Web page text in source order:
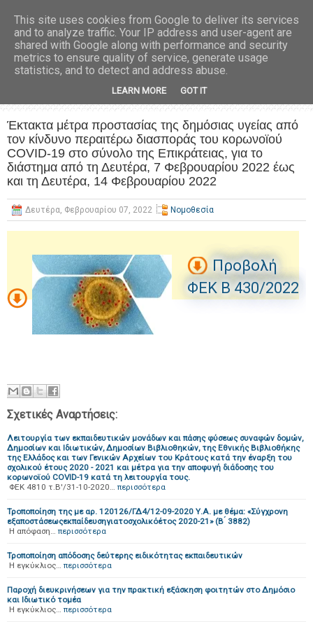
Έκτακτα μέτρα προστασίας της δημόσιας υγείας από
τον κίνδυνο περαιτέρω διασποράς του κορωνοϊού
COVID-19 στο σύνολο της Επικράτειας, για το
διάστημα από τη Δευτέρα, 7 Φεβρουαρίου 2022 έως
και τη Δευτέρα, 14 Φεβρουαρίου 2022
Δευτέρα, Φεβρουαρίου 07, 2022 Νομοθεσία
Προβολή
ΦΕΚ B 430/2022
Σχετικές Αναρτήσεις:
Λειτουργία των εκπαιδευτικών μονάδων και πάσης φύσεως συναφών δομών,
Δημοσίων και Ιδιωτικών, Δημοσίων Βιβλιοθηκών, της Εθνικής Βιβλιοθήκης
της Ελλάδος και των Γενικών Αρχείων του Κράτους κατά την έναρξη του
σχολικού έτους 2020 - 2021 και μέτρα για την αποφυγή διάδοσης του
κορωνοϊού COVID-19 κατά τη λειτουργία τους.
ΦΕΚ 4810 τ.Β'/31-10-2020… περισσότερα
Τροποποίηση της με αρ. 120126/ΓΔ4/12-09-2020 Υ.Α. με θέμα: «Σύγχρονη
εξαποστάσεωςεκπαίδευσηγιατοσχολικόέτος 2020-21» (Β ́ 3882)
H απόφαση… περισσότερα
Τροποποίηση απόδοσης δεύτερης ειδικότητας εκπαιδευτικών
Η εγκύκλιος… περισσότερα
Παροχή διευκρινήσεων για την πρακτική εξάσκηση φοιτητών στο Δημόσιο
και Ιδιωτικό τομέα
H εγκύκλιος… περισσότερα
This site uses cookies from Google to deliver its services
and to analyze traffic. Your IP address and user-agent are
shared with Google along with performance and security
metrics to ensure quality of service, generate usage
statistics, and to detect and address abuse.
LEARN MORE GOT IT